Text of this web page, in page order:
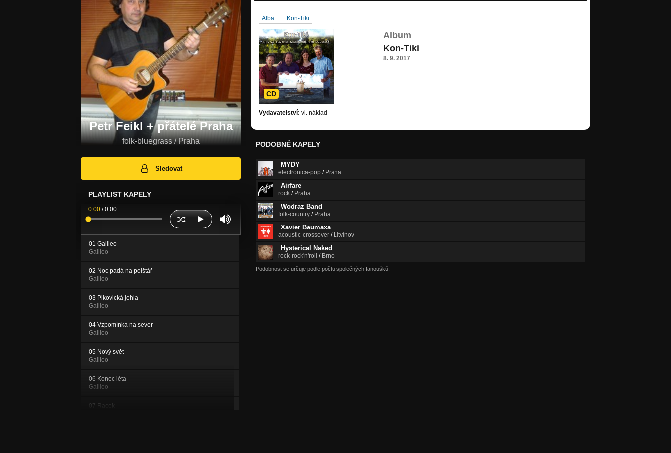
Petr Feikl + přátelé Praha
folk-bluegrass / Praha
Sledovat
PLAYLIST KAPELY
0:00 /0:00
01 Galileo
Galileo
02 Noc padá na polštář
Galileo
03 Pikovická jehla
Galileo
04 Vzpomínka na sever
Galileo
05 Nový svět
Galileo
06 Konec léta
Galileo
07 Racek
Alba Kon-Tiki
CD
Vydavatelství: vl. náklad
Album
Kon-Tiki
8. 9. 2017
PODOBNÉ KAPELY
MYDY
electronica-pop / Praha
Airfare
rock / Praha
Wodraz Band
folk-country / Praha
Xavier Baumaxa
acoustic-crossover / Litvínov
Hysterical Naked
rock-rock'n'roll / Brno
Podobnost se určuje podle počtu společných fanoušků.